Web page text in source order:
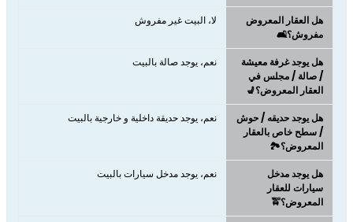
هل العقار المعروض
مفروش؟🛋️
لا، البيت غير مفروش
هل يوجد غرفة معيشة
/ صالة / مجلس في
العقار المعروض؟💺
نعم، يوجد صالة بالبيت
هل يوجد حديقه / حوش
/ سطح خاص بالعقار
المعروض؟🏞️
نعم، يوجد حديقة داخلية و خارجية بالبيت
هل يوجد مدخل
سيارات للعقار
المعروض؟🚖
نعم، يوجد مدخل سيارات بالبيت